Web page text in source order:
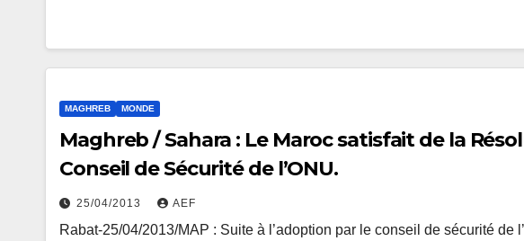
MAGHREB MONDE
Maghreb / Sahara : Le Maroc satisfait de la
Conseil de Sécurité de l’ONU.
25/04/2013 AEF
Rabat-25/04/2013/MAP : Suite à l’adoption par le conseil de sécurité de